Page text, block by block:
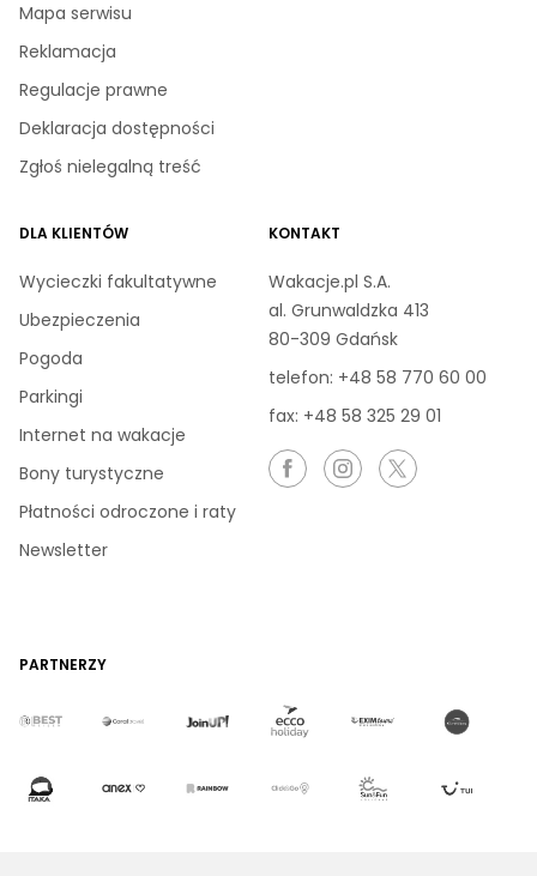
Mapa serwisu
Reklamacja
Regulacje prawne
Deklaracja dostępności
Zgłoś nielegalną treść
DLA KLIENTÓW
Wycieczki fakultatywne
Ubezpieczenia
Pogoda
Parkingi
Internet na wakacje
Bony turystyczne
Płatności odroczone i raty
Newsletter
KONTAKT
Wakacje.pl S.A.
al. Grunwaldzka 413
80-309 Gdańsk
telefon: +48 58 770 60 00
fax: +48 58 325 29 01
PARTNERZY